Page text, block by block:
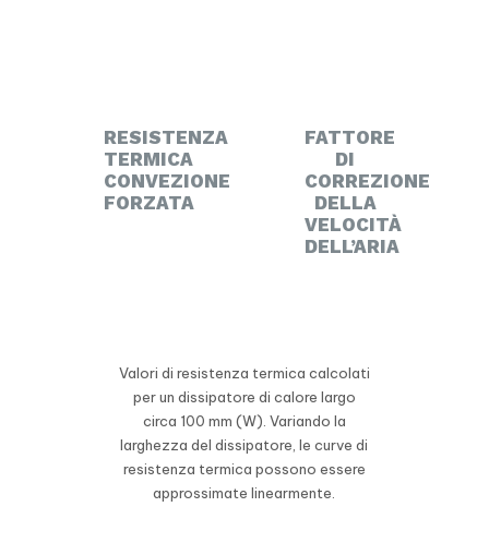
RESISTENZA
TERMICA
CONVEZIONE
FORZATA
FATTORE
DI
CORREZIONE
DELLA
VELOCITÀ
DELL’ARIA
Valori di resistenza termica calcolati
per un dissipatore di calore largo
circa 100 mm (W). Variando la
larghezza del dissipatore, le curve di
resistenza termica possono essere
approssimate linearmente.